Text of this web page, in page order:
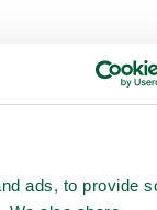
ads, to provide